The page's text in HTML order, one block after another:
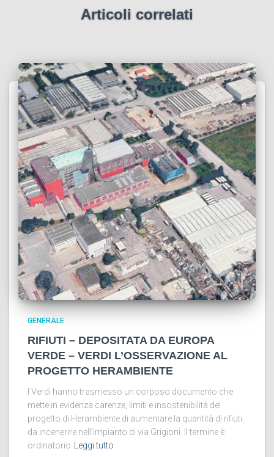
Articoli correlati
GENERALE
RIFIUTI – DEPOSITATA DA EUROPA
VERDE – VERDI L’OSSERVAZIONE AL
PROGETTO HERAMBIENTE
I Verdi hanno trasmesso un corposo documento che
mette in evidenza carenze, limiti e insostenibilità del
progetto di Herambiente di aumentare la quantità di rifiuti
da incenerire nell’impianto di via Grigioni. Il termine è
ordinatorio
Leggi tutto